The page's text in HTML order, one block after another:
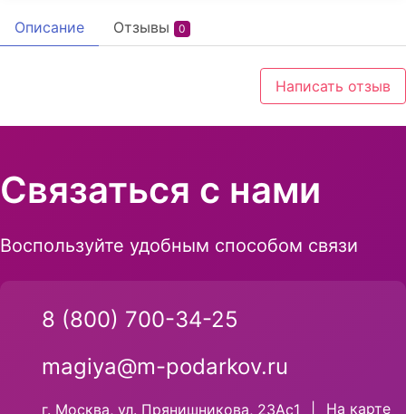
Описание Отзывы 0
Написать отзыв
Связаться с нами
Воспользуйте удобным способом связи
8 (800) 700-34-25
magiya@m-podarkov.ru
г. Москва, ул. Прянишникова, 23Ас1 На карте